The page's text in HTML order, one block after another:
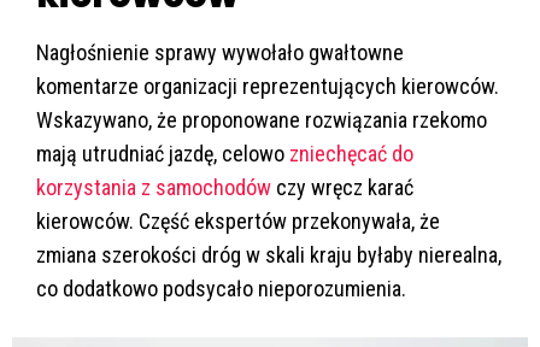
Nagłośnienie sprawy wywołało gwałtowne
komentarze organizacji reprezentujących kierowców.
Wskazywano, że proponowane rozwiązania rzekomo
mają utrudniać jazdę, celowo zniechęcać do
korzystania z samochodów czy wręcz karać
kierowców. Część ekspertów przekonywała, że
zmiana szerokości dróg w skali kraju byłaby nierealna,
co dodatkowo podsycało nieporozumienia.